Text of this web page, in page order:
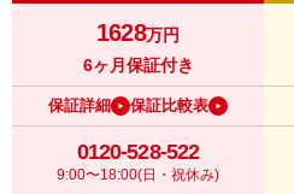
1628万円
6ヶ月保証付き
保証詳細 保証比較表
0120-528-522
9:00〜18:00(日・祝休み)